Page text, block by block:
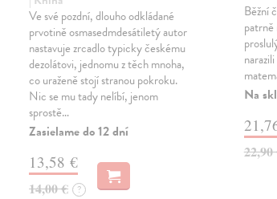
Ve své pozdní, dlouho odkládané
prvotině osmasedmdesátiletý autor
nastavuje zrcadlo typicky českému
dezolátovi, jednomu z těch mnoha,
co uraženě stojí stranou pokroku.
Nic se mu tady nelíbí, jenom
sprostě…
Zasielame do 12 dní
13,58 €
14,00 € ?
Běžní
Na
22,90